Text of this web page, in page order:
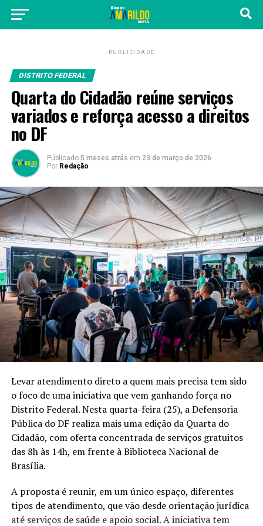
PUBLICIDADE
DISTRITO FEDERAL
Quarta do Cidadão reúne serviços
variados e reforça acesso a direitos
no DF
Públicado 5 meses atrás em 23 de março de 2026
Por Redação
Levar atendimento direto a quem mais precisa tem sido
o foco de uma iniciativa que vem ganhando força no
Distrito Federal. Nesta quarta-feira (25), a Defensoria
Pública do DF realiza mais uma edição da Quarta do
Cidadão, com oferta concentrada de serviços gratuitos
das 8h às 14h, em frente à Biblioteca Nacional de
Brasília.
A proposta é reunir, em um único espaço, diferentes
tipos de atendimento, que vão desde orientação jurídica
até serviços de saúde e apoio social. A iniciativa tem